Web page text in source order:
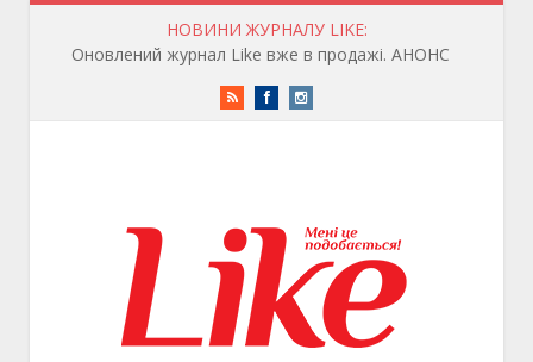
НОВИНИ ЖУРНАЛУ LIKE:
Оновлений журнал Like вже в продажі. АНОНС
RSS FacebookInstagram